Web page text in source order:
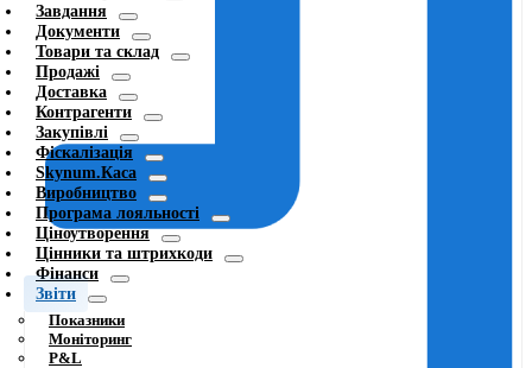
Завдання
Документи
Товари та склад
Продажі
Доставка
Контрагенти
Закупівлі
Фіскалізація
Skynum.Каса
Виробництво
Програма лояльності
Ціноутворення
Цінники та штрихкоди
Фінанси
Звіти
Показники
Моніторинг
P&L